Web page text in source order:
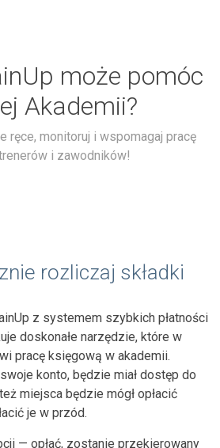
może pomóc
Akademii?
ręce, monitoruj i wspomagaj pracę
i zawodników!
rozliczaj składki
z systemem szybkich płatności
doskonałe narzędzie, które w
pracę księgową w akademii.
konto, będzie miał dostęp do
miejsca będzie mógł opłacić
je w przód.
— opłać, zostanie przekierowany